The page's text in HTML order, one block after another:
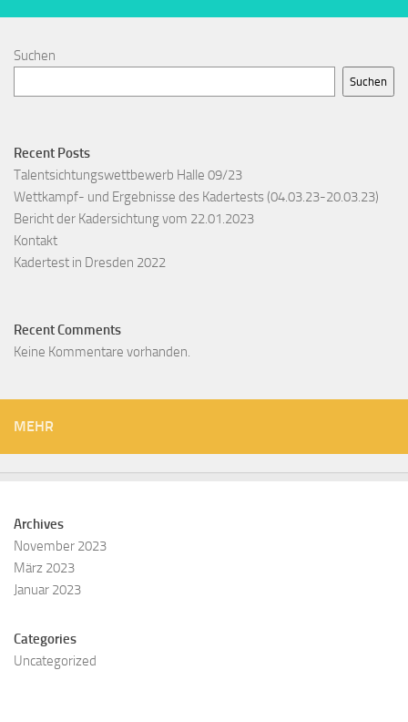
Suchen
Suchen
Recent Posts
Talentsichtungswettbewerb Halle 09/23
Wettkampf- und Ergebnisse des Kadertests (04.03.23-20.03.23)
Bericht der Kadersichtung vom 22.01.2023
Kontakt
Kadertest in Dresden 2022
Recent Comments
Keine Kommentare vorhanden.
MEHR
Archives
November 2023
März 2023
Januar 2023
Categories
Uncategorized